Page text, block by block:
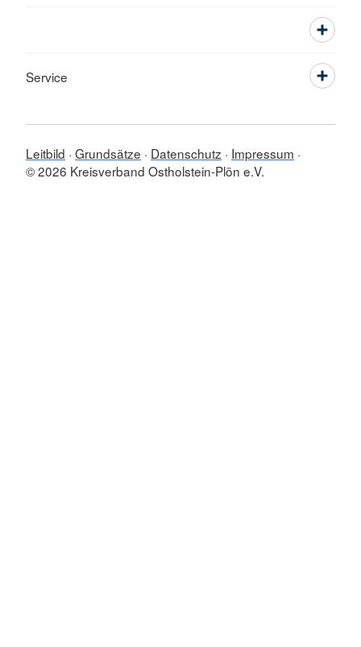
Service
Leitbild Grundsätze Datenschutz
Impressum
© 2026 Kreisverband Ostholstein-Plön e.V.